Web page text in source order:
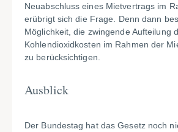
Neuabschluss eines Mietvertrags im
erübrigt sich die Frage. Denn dann
Möglichkeit, die zwingende Aufteilung
Kohlendioxidkosten im Rahmen der
zu berücksichtigen.
Ausblick
Der Bundestag hat das Gesetz noch